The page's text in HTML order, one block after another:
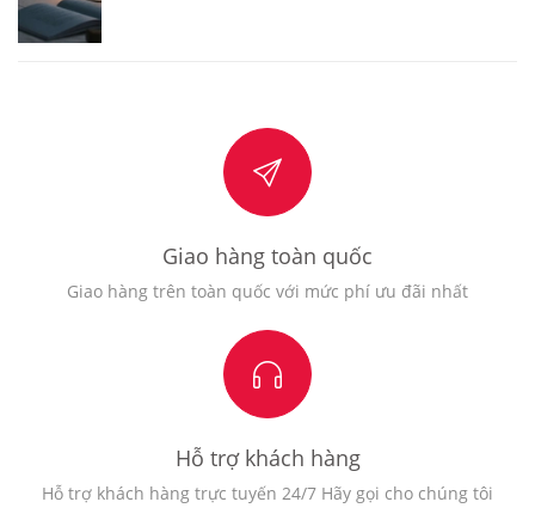
Giao hàng toàn quốc
Giao hàng trên toàn quốc với mức phí ưu đãi nhất
Hỗ trợ khách hàng
Hỗ trợ khách hàng trực tuyến 24/7 Hãy gọi cho chúng tôi